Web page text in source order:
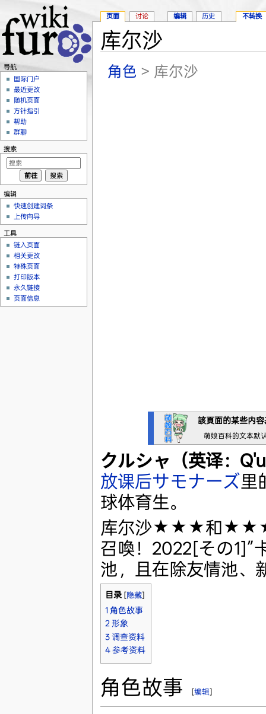
库尔沙
角色 > 库尔沙
該頁面的某些内
萌娘百科的文本默
クルシャ（英译：
放课后サモナーズ里
球体育生。
库尔沙★★★和
召喚！2022[その1]”
池，且在除友情池、
目录[隐藏]
1 角色故事
2 形象
3 调查资料
4 参考资料
角色故事 [编辑]
页面 讨论 编辑 历史 不转换
导航
国际门户
最近更改
随机页面
方针指引
帮助
群聊
搜索
编辑
快速创建词条
上传向导
工具
链入页面
相关更改
特殊页面
打印版本
永久链接
页面信息